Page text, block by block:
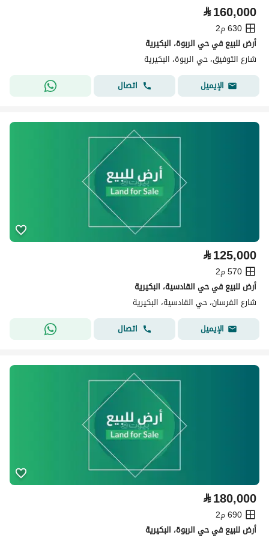
⃁160,000
630 م2
أرض للبيع في حي الربوة، البكيرية
شارع التوفيق، حي الربوة، البكيرية
الإيميل
اتصال
⃁125,000
570 م2
أرض للبيع في حي القادسية، البكيرية
شارع الفرسان، حي القادسية، البكيرية
الإيميل
اتصال
⃁180,000
690 م2
أرض للبيع في حي الربوة، البكيرية